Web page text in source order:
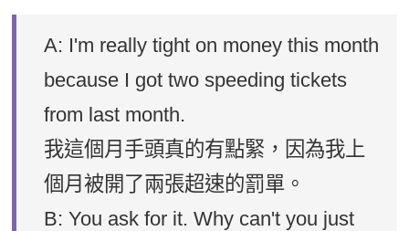
A: I'm really tight on money this month
because I got two speeding tickets
from last month.
我這個月手頭真的有點緊，因為我上
個月被開了兩張超速的罰單。
B: You ask for it. Why can't you just